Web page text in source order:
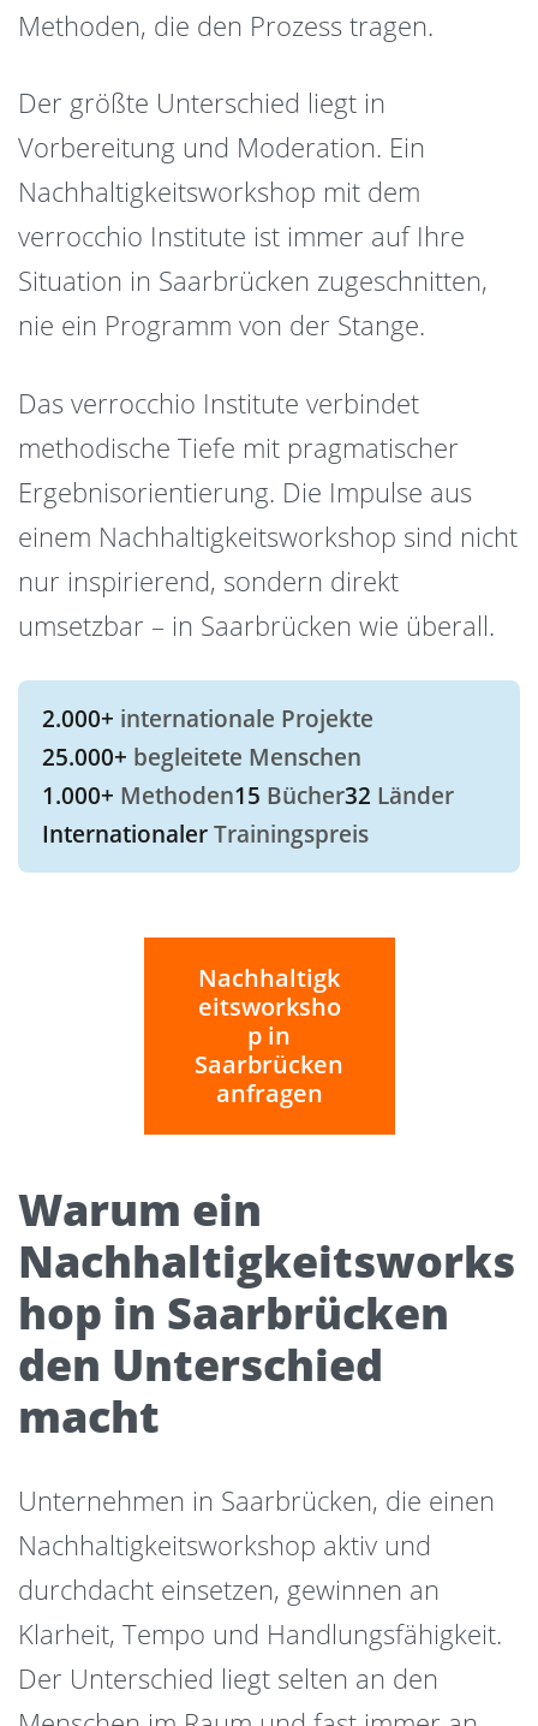
Methoden, die den Prozess tragen.
Der größte Unterschied liegt in
Vorbereitung und Moderation. Ein
Nachhaltigkeitsworkshop mit dem
verrocchio Institute ist immer auf Ihre
Situation in Saarbrücken zugeschnitten,
nie ein Programm von der Stange.
Das verrocchio Institute verbindet
methodische Tiefe mit pragmatischer
Ergebnisorientierung. Die Impulse aus
einem Nachhaltigkeitsworkshop sind nicht
nur inspirierend, sondern direkt
umsetzbar – in Saarbrücken wie überall.
2.000+ internationale Projekte
25.000+ begleitete Menschen
1.000+ Methoden15 Bücher32 Länder
InternationalerTrainingspreis
Nachhaltigk
eitsworksho
p in
Saarbrücken
anfragen
Warum ein
Nachhaltigkeitsworks
hop in Saarbrücken
den Unterschied
macht
Unternehmen in Saarbrücken, die einen
Nachhaltigkeitsworkshop aktiv und
durchdacht einsetzen, gewinnen an
Klarheit, Tempo und Handlungsfähigkeit.
Der Unterschied liegt selten an den